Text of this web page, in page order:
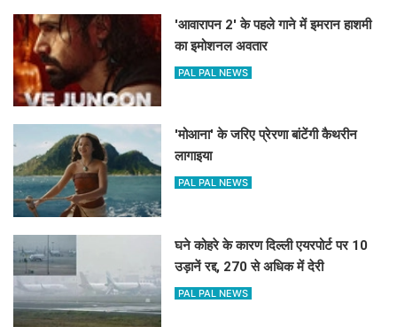
'आवारापन 2' के पहले गाने में इमरान हाशमी
का इमोशनल अवतार
PAL PAL NEWS
'मोआना' के जरिए प्रेरणा बांटेंगी कैथरीन
लागाइया
PAL PAL NEWS
घने कोहरे के कारण दिल्ली एयरपोर्ट पर 10
उड़ानें रद्द, 270 से अधिक में देरी
PAL PAL NEWS